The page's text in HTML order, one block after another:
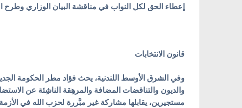
إعطاء الحق لكل النواب في مناقشة البيان الوزاري
قانون الانتخابات
وفي الشرق الأوسط اللندنية، يحث فؤاد مطر الحكومة
والديون والتناقضات المضافة والمرهِقة الناشِئة عن
مستجيرين، يقابلها مشاركة غير مبَّررة لحزب الله في